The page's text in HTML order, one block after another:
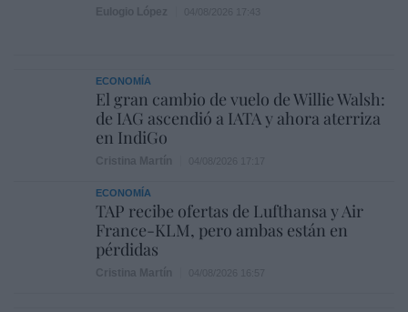
ECONOMÍA
El gran cambio de vuelo de Willie Walsh:
de IAG ascendió a IATA y ahora aterriza
en IndiGo
ECONOMÍA
TAP recibe ofertas de Lufthansa y Air
France-KLM, pero ambas están en
pérdidas